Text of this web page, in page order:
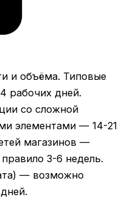
и объёма. Типовые
рабочих дней.
со сложной
элементами — 14-21
магазинов —
3-6 недель.
— возможно